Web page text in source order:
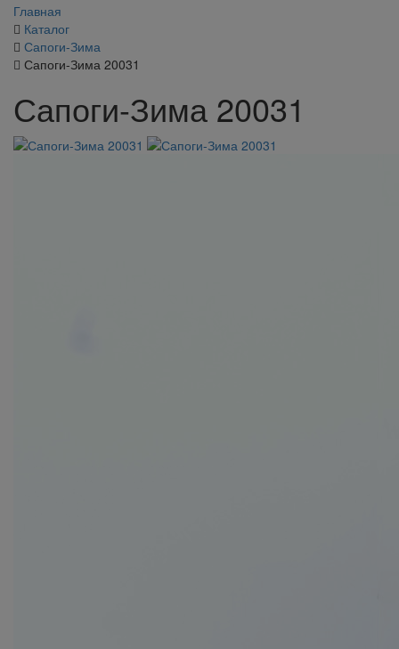
Главная
Каталог
Сапоги-Зима
Сапоги-Зима 20031
Сапоги-Зима 20031